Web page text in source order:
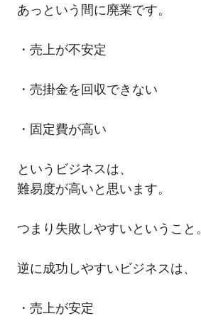
あっという間に廃業です。
・売上が不安定
・売掛金を回収できない
・固定費が高い
というビジネスは、
難易度が高いと思います。
つまり失敗しやすいということ。
逆に成功しやすいビジネスは、
・売上が安定